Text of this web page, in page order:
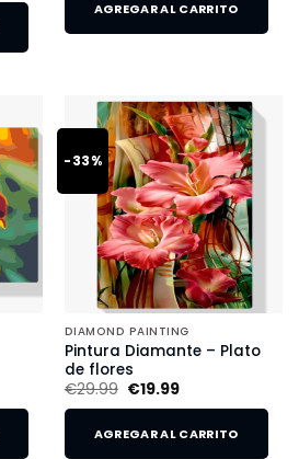
AGREGAR AL CARRITO
-33%
DIAMOND PAINTING
Pintura Diamante – Plato
de flores
€29.99 €19.99
AGREGAR AL CARRITO